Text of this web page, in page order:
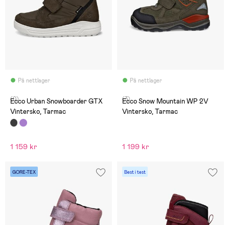
På nettlager
(0)
Ecco Urban Snowboarder GTX
Vintersko, Tarmac
1 159 kr
På nettlager
(3)
Ecco Snow Mountain WP 2V
Vintersko, Tarmac
1 199 kr
GORE-TEX Best i test